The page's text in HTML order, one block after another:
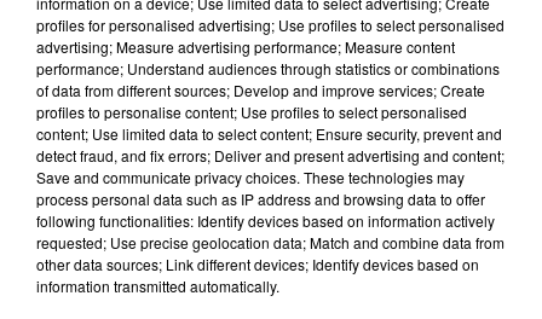
Publié : 3 août 2018 à 8h24 par Maud Tambellini
gondoles. Mais même aux portes de paris, des
campings naturistes et familiaux existent.
Mundo Latino
Guatemala : l'éruption du volcan
de Fuego est terminée
profiles for personalised advertising; Use profiles to select personalised
advertising; Measure advertising performance; Measure content
performance; Understand audiences through statistics or combinations
of data from different sources; Develop and improve services; Create
profiles to personalise content; Use profiles to select personalised
content; Use limited data to select content; Ensure security, prevent and
detect fraud, and fix errors; Deliver and present advertising and content;
Save and communicate privacy choices. These technologies may
process personal data such as IP address and browsing data to offer
following functionalities: Identify devices based on information actively
requested; Use precise geolocation data; Match and combine data from
other data sources; Link different devices; Identify devices based on
information transmitted automatically.